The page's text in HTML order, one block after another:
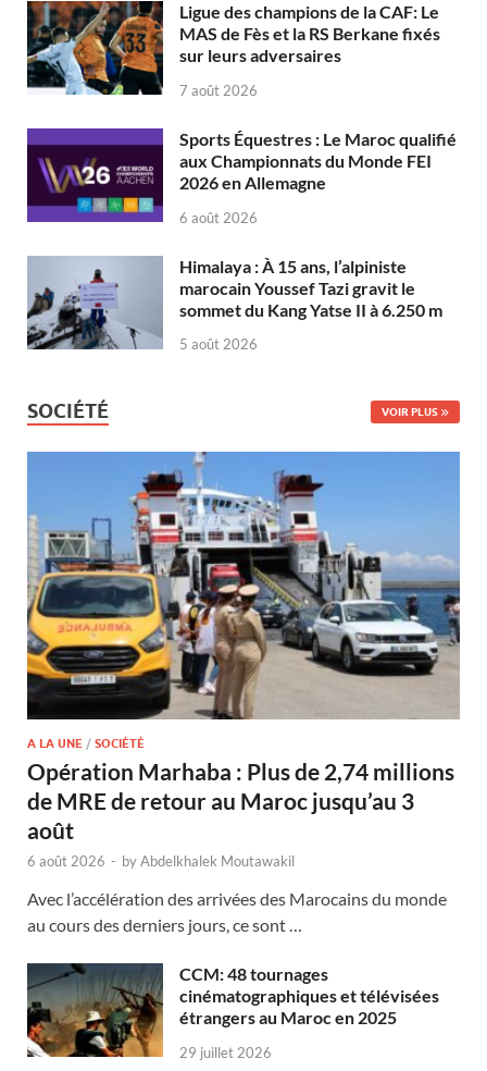
Ligue des champions de la CAF: Le
MAS de Fès et la RS Berkane fixés
sur leurs adversaires
7 août 2026
Sports Équestres : Le Maroc qualifié
aux Championnats du Monde FEI
2026 en Allemagne
6 août 2026
Himalaya : À 15 ans, l’alpiniste
marocain Youssef Tazi gravit le
sommet du Kang Yatse II à 6.250 m
5 août 2026
SOCIÉTÉ VOIR PLUS
A LA UNE / SOCIÉTÉ
Opération Marhaba : Plus de 2,74 millions
de MRE de retour au Maroc jusqu’au 3
août
6 août 2026 - byAbdelkhalek Moutawakil
Avec l’accélération des arrivées des Marocains du monde
au cours des derniers jours, ce sont …
CCM: 48 tournages
cinématographiques et télévisées
étrangers au Maroc en 2025
29 juillet 2026